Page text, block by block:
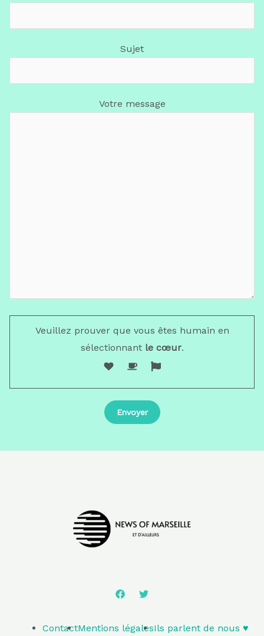
Sujet
Votre message
Veuillez prouver que vous êtes humain en
sélectionnantle cœur.
ContactMentions légalesIls parlent de nous ♥️